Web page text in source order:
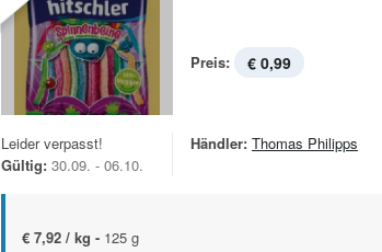
Preis: € 0,99
Leider verpasst!
Gültig: 30.09. - 06.10.
Händler: Thomas Philipps
€ 7,92 / kg - 125 g